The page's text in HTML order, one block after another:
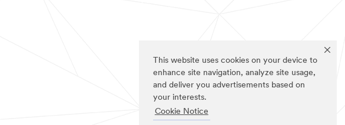
This website uses cookies on your device to
enhance site navigation, analyze site usage,
and deliver you advertisements based on
your interests.
Cookie Notice